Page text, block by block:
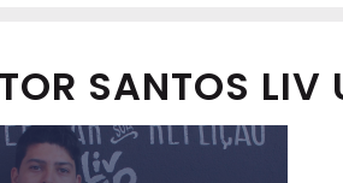
SANTOS LIV